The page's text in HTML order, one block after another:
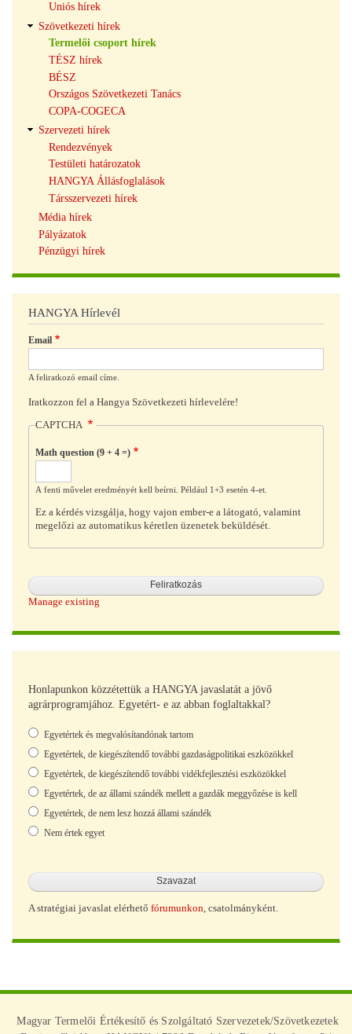
Uniós hírek
Szövetkezeti hírek
Termelői csoport hírek
TÉSZ hírek
BÉSZ
Országos Szövetkezeti Tanács
COPA-COGECA
Szervezeti hírek
Rendezvények
Testületi határozatok
HANGYA Állásfoglalások
Társszervezeti hírek
Média hírek
Pályázatok
Pénzügyi hírek
HANGYA Hírlevél
Email
A feliratkozó email címe.
Iratkozzon fel a Hangya Szövetkezeti hírlevelére!
CAPTCHA
Math question (9 + 4 =)
A fenti művelet eredményét kell beírni. Például 1+3 esetén 4-et.
Ez a kérdés vizsgálja, hogy vajon ember-e a látogató, valamint
megelőzi az automatikus kéretlen üzenetek beküldését.
Manage existing
Honlapunkon közzétettük a HANGYA javaslatát a jövő
agrárprogramjához. Egyetért- e az abban foglaltakkal?
Választások
Egyetértek és megvalósítandónak tartom
Egyetértek, de kiegészítendő további gazdaságpolitikai eszközökkel
Egyetértek, de kiegészítendő további vidékfejlesztési eszközökkel
Egyetértek, de az állami szándék mellett a gazdák meggyőzése is kell
Egyetértek, de nem lesz hozzá állami szándék
Nem értek egyet
A stratégiai javaslat elérhető fórumunkon, csatolmányként.
Magyar Termelői Értékesítő és Szolgáltató Szervezetek/Szövetkezetek